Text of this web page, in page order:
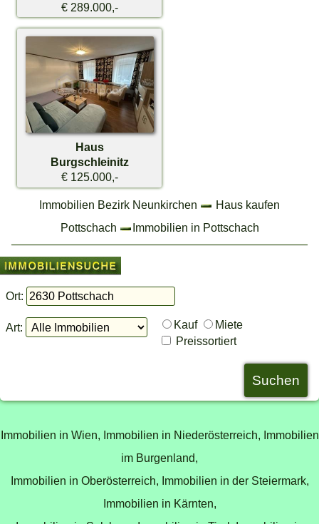
€ 289.000,-
Haus
Burgschleinitz
€ 125.000,-
Immobilien Bezirk Neunkirchen
Haus kaufen
Pottschach
Immobilien in Pottschach
Ort:
Art: Kauf
Miete
Preissortiert
Immobilien in Wien, Immobilien in Niederösterreich, Immobilien
im Burgenland,
Immobilien in Oberösterreich, Immobilien in der Steiermark,
Immobilien in Kärnten,